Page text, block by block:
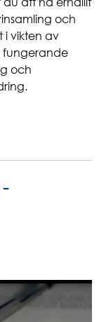
och
i vikten av
fungerande
och